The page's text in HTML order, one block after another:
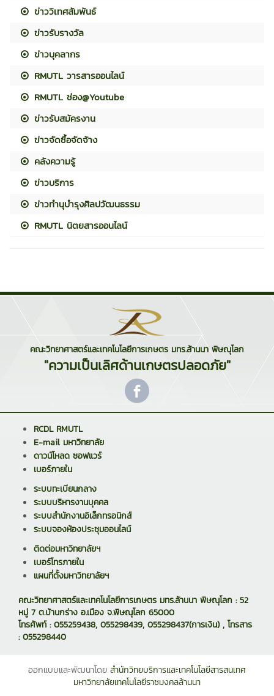
ข่าววิเทศสัมพันธ์
ข่าวรับรางวัล
ข่าวบุคลากร
RMUTL วารสารออนไลน์
RMUTL ช่อง@Youtube
ข่าวรับสมัครงาน
ข่าวจัดซื้อจัดจ้าง
คลังความรู้
ข่าวบริการ
ข่าวทำนุบำรุงศิลปวัฒนธรรม
RMUTL นิตยสารออนไลน์
คณะวิทยาศาสตร์และเทคโนโลยีการเกษตร มทร.ล้านนา พิษณุโลก
"ความเป็นเลิศด้านเกษตรปลอดภัย"
RCDL RMUTL
E-mail มหาวิทยาลัย
ดาวน์โหลด ซอฟแวร์
เบอร์ภายใน
ระบบทะเบียนกลาง
ระบบบริหารงานบุคคล
ระบบสำนักงานอิเล็กทรอนิกส์
ระบบจองห้องประชุมออนไลน์
ติดต่อมหาวิทยาลัยฯ
เบอร์โทรภายใน
แผนที่ตั้งมหาวิทยาลัยฯ
คณะวิทยาศาสตร์และเทคโนโลยีการเกษตร มทร.ล้านนา พิษณุโลก : 52
หมู่ 7 ต.บ้านกร่าง อ.เมือง จ.พิษณุโลก 65000
โทรศัพท์ : 055259438, 055298439, 055298437(การเงิน) , โทรสาร
: 055298440
ออกแบบและพัฒนาโดย สำนักวิทยบริการและเทคโนโลยีสารสนเทศ
มหาวิทยาลัยเทคโนโลยีราชมงคลล้านนา